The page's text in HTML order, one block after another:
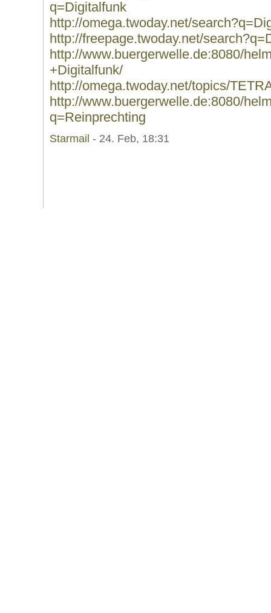
q=Digitalfunk
http://omega.twoday.net/
http://freepage.twoday.net/
http://www.buergerwelle.de:8080/
+Digitalfunk/
http://omega.twoday.net/topics/
http://www.buergerwelle.de:8080/
q=Reinprechting
Starmail - 24. Feb, 18:31